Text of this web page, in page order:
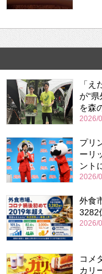
「
が“
を森
2026/
プリ
ーリ
ント
2026/
外食
3282
2026/
コメ
カリ